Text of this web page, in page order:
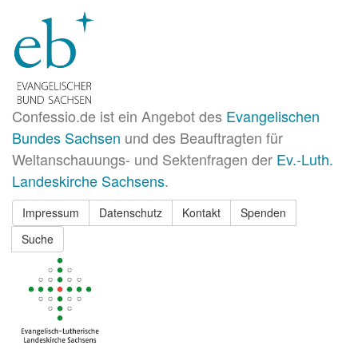
Confessio.de ist ein Angebot des Evangelischen
Bundes Sachsen und des Beauftragten für
Weltanschauungs- und Sektenfragen der Ev.-Luth.
Landeskirche Sachsens.
Impressum Datenschutz Kontakt
Spenden
Suche